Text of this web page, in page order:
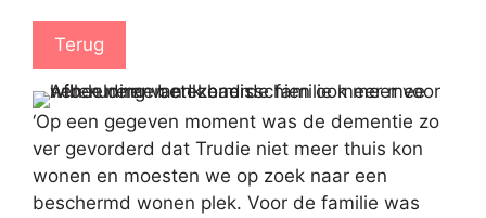
Terug
‘Op een gegeven moment was de dementie zo
ver gevorderd dat Trudie niet meer thuis kon
wonen en moesten we op zoek naar een
beschermd wonen plek. Voor de familie was